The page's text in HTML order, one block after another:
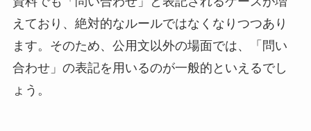
えており、絶対的なルールではなくなりつつあり
ます。そのため、公用文以外の場面では、「問い
合わせ」の表記を用いるのが一般的といえるでし
ょう。